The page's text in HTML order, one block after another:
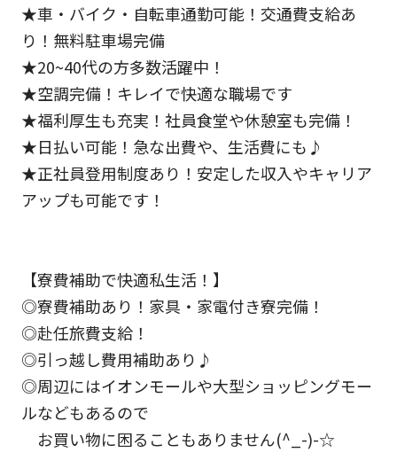
★車・バイク・自転車通勤可能！交通費支給あ
り！無料駐車場完備
★20~40代の方多数活躍中！
★空調完備！キレイで快適な職場です
★福利厚生も充実！社員食堂や休憩室も完備！
★日払い可能！急な出費や、生活費にも♪
★正社員登用制度あり！安定した収入やキャリア
アップも可能です！
【寮費補助で快適私生活！】
◎寮費補助あり！家具・家電付き寮完備！
◎赴任旅費支給！
◎引っ越し費用補助あり♪
◎周辺にはイオンモールや大型ショッピングモー
ルなどもあるので
お買い物に困ることもありません(^_-)-☆